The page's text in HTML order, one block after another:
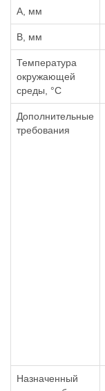
A, мм
B, мм
Температура
окружающей
среды, °С
Дополнительные
требования
Назначенный